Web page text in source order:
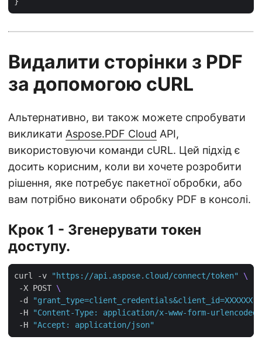
Видалити сторінки з PDF
за допомогою cURL
Альтернативно, ви також можете спробувати
викликати Aspose.PDF Cloud API,
використовуючи команди cURL. Цей підхід є
досить корисним, коли ви хочете розробити
рішення, яке потребує пакетної обробки, або
вам потрібно виконати обробку PDF в консолі.
Крок 1 - Згенерувати токен
доступу.
curl -v "https://api.aspose.cloud/connect/token"
-X POST
-d
"grant_type=client_credentials&client_id=XXXXXX-
-H
"Content-Type: application/x-www-form-urlencoded"
-H
"Accept: application/json"